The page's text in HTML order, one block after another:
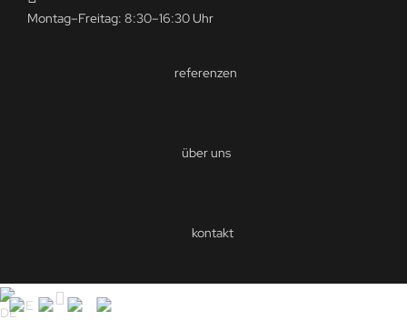
Montag–Freitag: 8:30–16:30 Uhr
referenzen
über uns
kontakt
DE